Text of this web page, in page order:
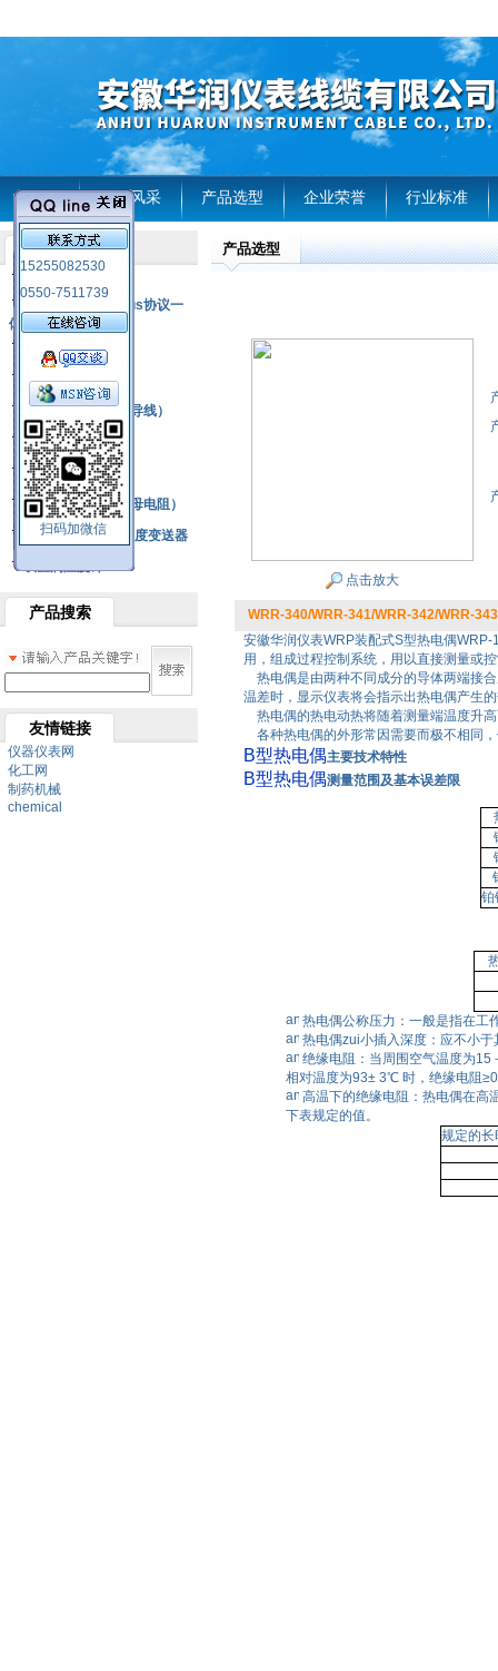
首页 企业风采 产品选型 企业荣誉 行业标准
15255082530
0550-7511739
扫码加微信
产品列表
RS485通讯modbus协议一
体化现场智能仪表
热电偶
压力式温度计
热电偶补偿电缆（导线）
振动传感器
热电阻
铂热电阻元件（云母电阻）
SBW系列一体化温度变送器
双金属温度计
产品搜索
友情链接
仪器仪表网
化工网
制药机械
chemical
产品选型
点击放大
WRR-340/WRR-341/WRR-342/WRR-
安徽华润仪表WRP装配式S型热电偶
用，组成过程控制系统，用以直接测量或
热电偶是由两种不同成分的导体两端接
温差时，显示仪表将会指示出热电偶产生
热电偶的热电动热将随着测量端温度升
各种热电偶的外形常因需要而极不相同
B型热电偶主要技术特性
B型热电偶测量范围及基本误差限
铂
热电偶公称压力：一般是指在工
热电偶zui小插入深度：应不小于
绝缘电阻：当周围空气温度为15
相对温度为93± 3℃ 时，绝缘电阻
高温下的绝缘电阻：热电偶在高
下表规定的值。
规定的